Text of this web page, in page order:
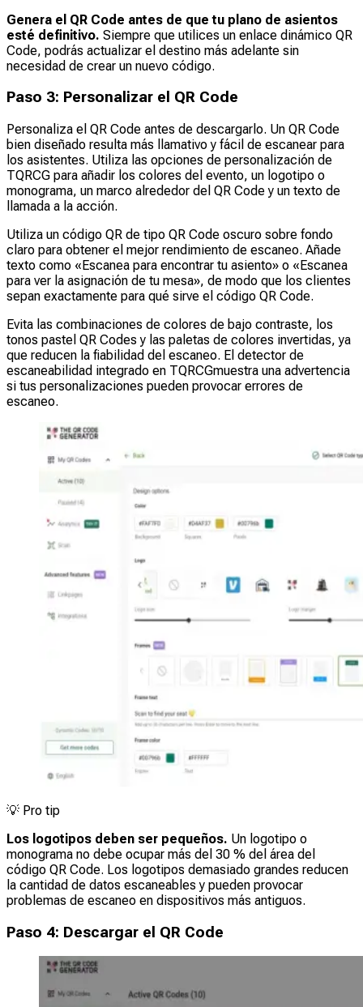
Genera el QR Code antes de que tu plano de asientos
esté definitivo. Siempre que utilices un enlace dinámico QR
Code, podrás actualizar el destino más adelante sin
necesidad de crear un nuevo código.
Paso 3: Personalizar el QR Code
Personaliza el QR Code antes de descargarlo. Un QR Code
bien diseñado resulta más llamativo y fácil de escanear para
los asistentes. Utiliza las opciones de personalización de
TQRCG para añadir los colores del evento, un logotipo o
monograma, un marco alrededor del QR Code y un texto de
llamada a la acción.
Utiliza un código QR de tipo QR Code oscuro sobre fondo
claro para obtener el mejor rendimiento de escaneo. Añade
texto como «Escanea para encontrar tu asiento» o «Escanea
para ver la asignación de tu mesa», de modo que los clientes
sepan exactamente para qué sirve el código QR Code.
Evita las combinaciones de colores de bajo contraste, los
tonos pastel QR Codes y las paletas de colores invertidas, ya
que reducen la fiabilidad del escaneo. El detector de
escaneabilidad integrado en TQRCGmuestra una advertencia
si tus personalizaciones pueden provocar errores de
escaneo.
💡 Pro tip
Los logotipos deben ser pequeños. Un logotipo o
monograma no debe ocupar más del 30 % del área del
código QR Code. Los logotipos demasiado grandes reducen
la cantidad de datos escaneables y pueden provocar
problemas de escaneo en dispositivos más antiguos.
Paso 4: Descargar el QR Code